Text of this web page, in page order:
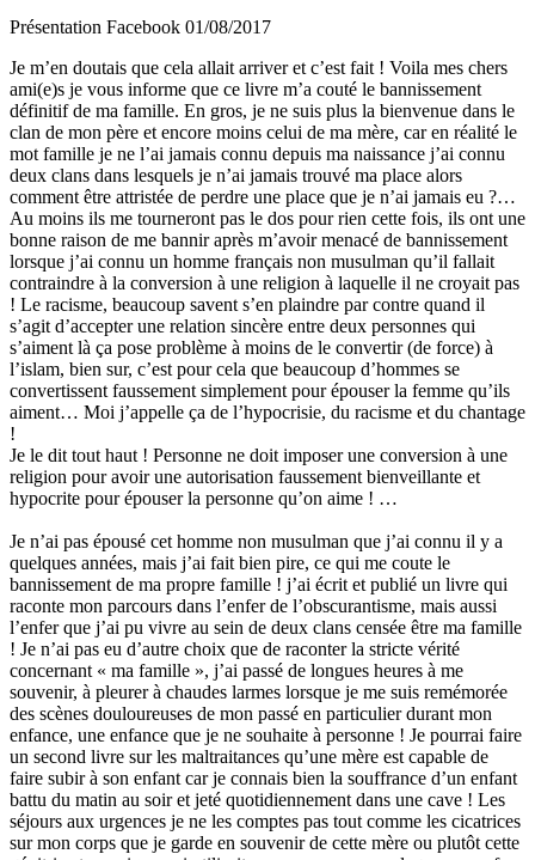
Présentation Facebook 01/08/2017
Je m’en doutais que cela allait arriver et c’est fait ! Voila mes chers
ami(e)s je vous informe que ce livre m’a couté le bannissement
définitif de ma famille. En gros, je ne suis plus la bienvenue dans le
clan de mon père et encore moins celui de ma mère, car en réalité le
mot famille je ne l’ai jamais connu depuis ma naissance j’ai connu
deux clans dans lesquels je n’ai jamais trouvé ma place alors
comment être attristée de perdre une place que je n’ai jamais eu ?…
Au moins ils me tourneront pas le dos pour rien cette fois, ils ont une
bonne raison de me bannir après m’avoir menacé de bannissement
lorsque j’ai connu un homme français non musulman qu’il fallait
contraindre à la conversion à une religion à laquelle il ne croyait pas
! Le racisme, beaucoup savent s’en plaindre par contre quand il
s’agit d’accepter une relation sincère entre deux personnes qui
s’aiment là ça pose problème à moins de le convertir (de force) à
l’islam, bien sur, c’est pour cela que beaucoup d’hommes se
convertissent faussement simplement pour épouser la femme qu’ils
aiment… Moi j’appelle ça de l’hypocrisie, du racisme et du chantage
!
Je le dit tout haut ! Personne ne doit imposer une conversion à une
religion pour avoir une autorisation faussement bienveillante et
hypocrite pour épouser la personne qu’on aime ! …
Je n’ai pas épousé cet homme non musulman que j’ai connu il y a
quelques années, mais j’ai fait bien pire, ce qui me coute le
bannissement de ma propre famille ! j’ai écrit et publié un livre qui
raconte mon parcours dans l’enfer de l’obscurantisme, mais aussi
l’enfer que j’ai pu vivre au sein de deux clans censée être ma famille
! Je n’ai pas eu d’autre choix que de raconter la stricte vérité
concernant « ma famille », j’ai passé de longues heures à me
souvenir, à pleurer à chaudes larmes lorsque je me suis remémorée
des scènes douloureuses de mon passé en particulier durant mon
enfance, une enfance que je ne souhaite à personne ! Je pourrai faire
un second livre sur les maltraitances qu’une mère est capable de
faire subir à son enfant car je connais bien la souffrance d’un enfant
battu du matin au soir et jeté quotidiennement dans une cave ! Les
séjours aux urgences je ne les comptes pas tout comme les cicatrices
sur mon corps que je garde en souvenir de cette mère ou plutôt cette